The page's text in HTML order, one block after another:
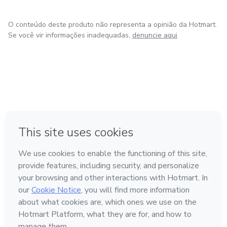
Seja muito bem-vindo(a) ao meu universo! 🌟
O conteúdo deste produto não representa a opinião da Hotmart.
Se você vir informações inadequadas, denuncie aqui
Feito com ❤ em Bogotá
Conheça a Hotmart
Idioma